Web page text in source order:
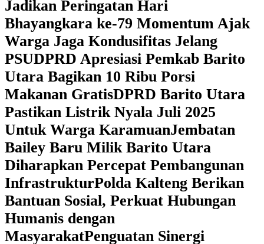
Jadikan Peringatan Hari
Bhayangkara ke-79 Momentum Ajak
Warga Jaga Kondusifitas Jelang
PSUDPRD Apresiasi Pemkab Barito
Utara Bagikan 10 Ribu Porsi
Makanan GratisDPRD Barito Utara
Pastikan Listrik Nyala Juli 2025
Untuk Warga KaramuanJembatan
Bailey Baru Milik Barito Utara
Diharapkan Percepat Pembangunan
InfrastrukturPolda Kalteng Berikan
Bantuan Sosial, Perkuat Hubungan
Humanis dengan
MasyarakatPenguatan Sinergi